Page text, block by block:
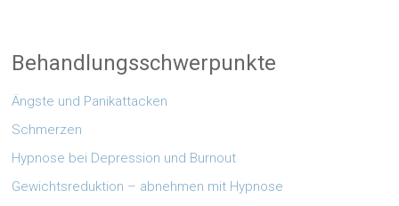
Behandlungsschwerpunkte
Ängste und Panikattacken
Schmerzen
Hypnose bei Depression und Burnout
Gewichtsreduktion – abnehmen mit Hypnose